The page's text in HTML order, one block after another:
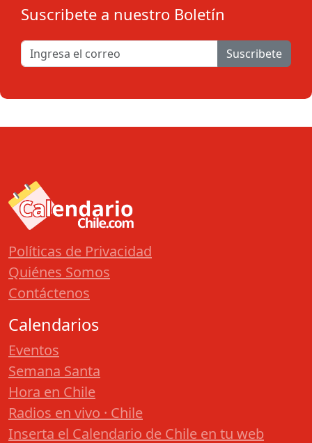
Suscribete a nuestro Boletín
Suscribete
Políticas de Privacidad
Quiénes Somos
Contáctenos
Calendarios
Eventos
Semana Santa
Hora en Chile
Radios en vivo · Chile
Inserta el Calendario de Chile en tu web